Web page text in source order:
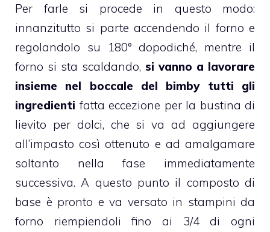
Per farle si procede in questo modo:
innanzitutto si parte accendendo il forno e
regolandolo su 180° dopodiché, mentre il
forno si sta scaldando, si vanno a lavorare
insieme nel boccale del bimbytutti gli
ingredienti fatta eccezione per la bustina di
lievito per dolci, che si va ad aggiungere
all’impasto così ottenuto e ad amalgamare
soltanto nella fase immediatamente
successiva. A questo punto il composto di
base è pronto e va versato in stampini da
forno riempiendoli fino ai 3/4 di ogni